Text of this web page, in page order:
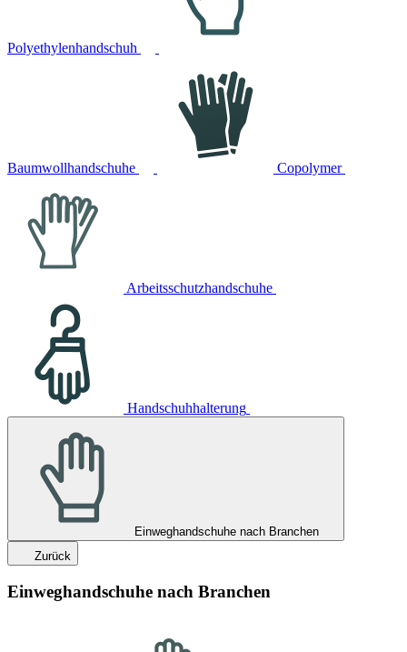
Polyethylenhandschuh
Baumwollhandschuhe Copolymer
Arbeitsschutzhandschuhe
Handschuhhalterung
Einweghandschuhe nach Branchen
Zurück
Einweghandschuhe nach Branchen